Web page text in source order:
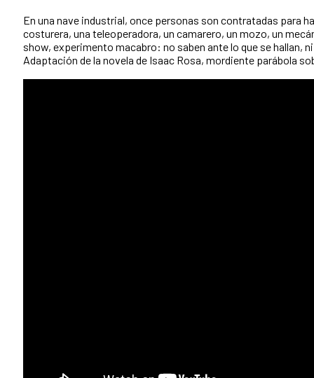
En una nave industrial, once personas son contratadas para
costurera, una teleoperadora, un camarero, un mozo, un
show, experimento macabro: no saben ante lo que se hallan,
Adaptación de la novela de Isaac Rosa, mordiente parábola